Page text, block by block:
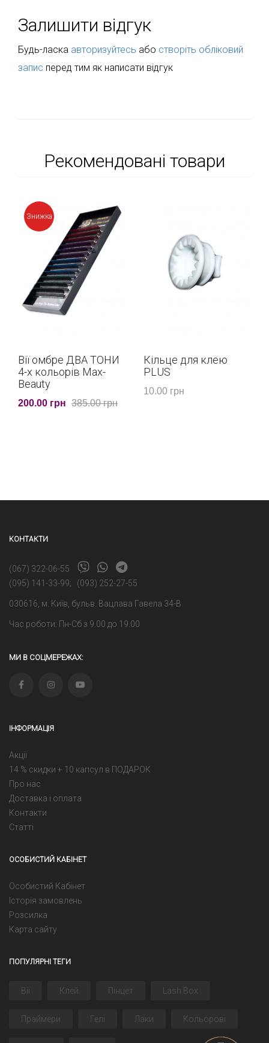
Залишити відгук
Будь-ласка авторизуйтесь або створіть обліковий
запис перед тим як написати відгук
Рекомендовані товари
Знижка
Вії омбре ДВА ТОНИ
4-х кольорів Max-
Beauty
200.00 грн 385.00 грн
Кільце для клею
PLUS
10.00 грн
КОНТАКТИ
(067) 322-06-55
(095) 141-33-99; (093) 252-27-55
030616, м. Київ, бульв. Вацлава Гавела 34-В
Час роботи: Пн-Сб з 9.00 до 19.00
МИ В СОЦМЕРЕЖАХ:
ІНФОРМАЦІЯ
Акції
14 % скидки + 10 капсул в ПОДАРОК
Про нас
Доставка і оплата
Контакти
Статті
ОСОБИСТИЙ КАБІНЕТ
Особистий Кабінет
Історія замовлень
Розсилка
Карта сайту
ПОПУЛЯРНІ ТЕГИ
Вії Клей Пінцет Lash Box
Праймери Гелі Лаки Кольорові